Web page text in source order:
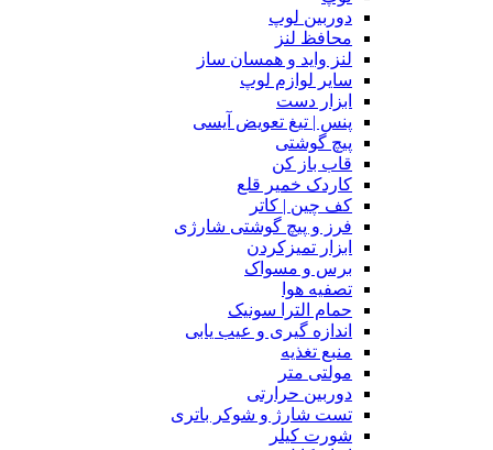
دوربین لوپ
محافظ لنز
لنز واید و همسان ساز
سایر لوازم لوپ
ابزار دست
پنس | تیغ تعویض آیسی
پیچ گوشتی
قاب باز کن
کاردک خمیر قلع
کف چین | کاتر
فرز و پیچ گوشتی شارژی
ابزار تمیزکردن
برس و مسواک
تصفیه هوا
حمام الترا سونیک
اندازه گیری و عیب یابی
منبع تغذیه
مولتی متر
دوربین حرارتی
تست شارژ و شوکر باتری
شورت کیلر